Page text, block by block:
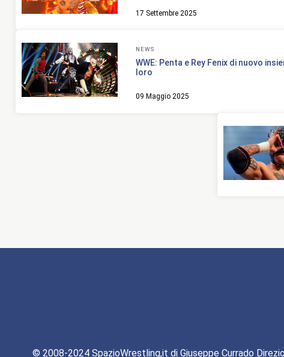
17 Settembre 2025
NEWS
WWE: Penta e Rey Fenix di nuovo
loro
09 Maggio 2025
© 2008-2024 SpazioWrestling,it di Giuseppe Currado